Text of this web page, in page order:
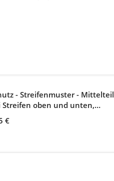
- Streifenmuster - Mittelteil
Streifen oben und unten,
4 mm, Zwischenabstand
€